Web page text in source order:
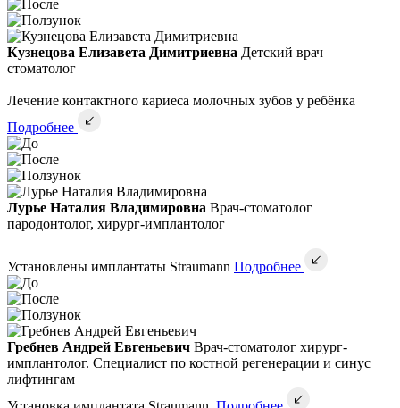
Кузнецова Елизавета Димитриевна Детский врач
стоматолог
Лечение контактного кариеса молочных зубов у ребёнка
Подробнее
Лурье Наталия Владимировна Врач-стоматолог
пародонтолог, хирург-имплантолог
Установлены имплантаты Straumann Подробнее
Гребнев Андрей Евгеньевич Врач-стоматолог хирург-
имплантолог. Специалист по костной регенерации и синус
лифтингам